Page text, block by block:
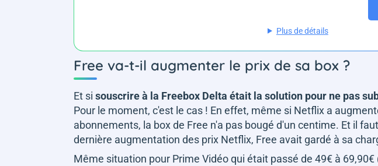
Plus de détails
Free va-t-il augmenter le prix de sa box ?
Et si souscrire à la Freebox Delta était la solution pour ne pas
Pour le moment, c'est le cas ! En effet, même si Netflix a
abonnements, la box de Free n'a pas bougé d'un centime. Et il
dernière augmentation des prix Netflix, Free avait gardé à sa
Même situation pour Prime Vidéo qui était passé de 49€ à